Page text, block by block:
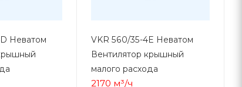
Неватом
VKR 560/35-4E Неватом
Вентилятор крышный
малого расхода
2170 м³/ч